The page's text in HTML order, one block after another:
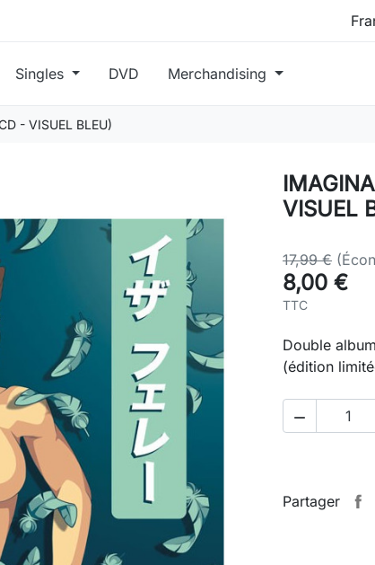
Singles DVD Merchandising
- VISUEL BLEU)
VISUEL
17,99 €
8,00 €
TTC
Double
(édition

Partager